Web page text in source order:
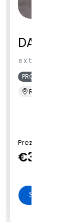
DACIA
extreme
PRONTA CONSEGNA
Renord Sesto S.
Prezzo di Listino
€32.650
SCHEDA